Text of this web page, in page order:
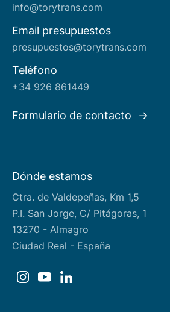
info@torytrans.com
Email presupuestos
presupuestos@torytrans.com
Teléfono
+34 926 861449
Formulario de contacto
Dónde estamos
Ctra. de Valdepeñas, Km 1,5
P.I. San Jorge, C/ Pitágoras, 1
13270 - Almagro
Ciudad Real - España